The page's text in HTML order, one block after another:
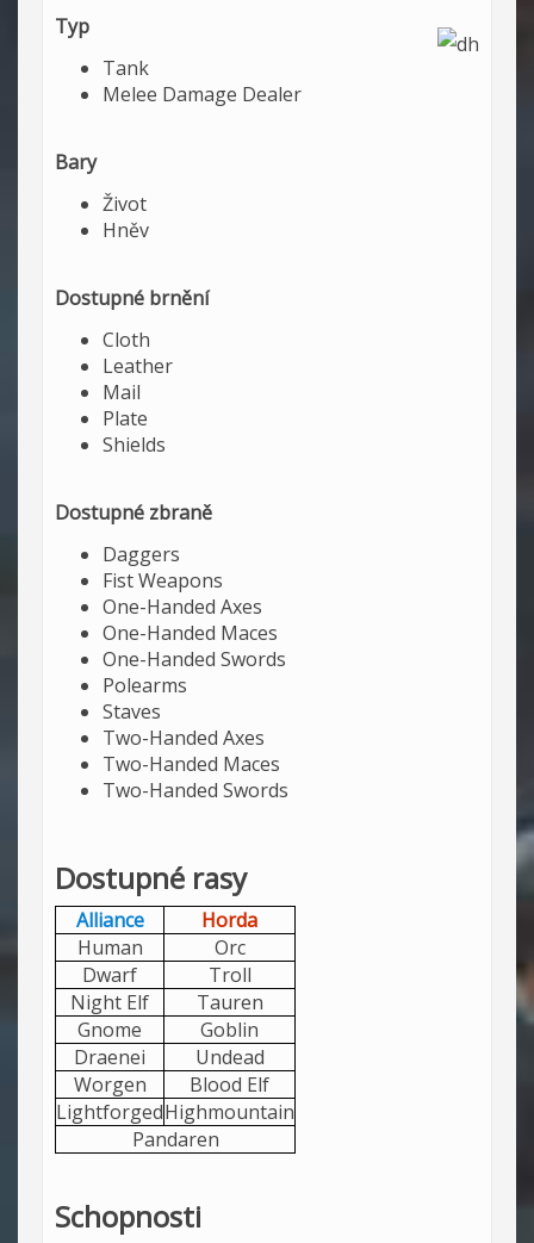
Typ
Tank
Melee Damage Dealer
Bary
Život
Hněv
Dostupné brnění
Cloth
Leather
Mail
Plate
Shields
Dostupné zbraně
Daggers
Fist Weapons
One-Handed Axes
One-Handed Maces
One-Handed Swords
Polearms
Staves
Two-Handed Axes
Two-Handed Maces
Two-Handed Swords
Dostupné rasy
Alliance
Horda
Human
Orc
Dwarf
Troll
Night Elf
Tauren
Gnome
Goblin
Draenei
Undead
Worgen
Blood Elf
LightforgedHighmountain
Pandaren
Schopnosti